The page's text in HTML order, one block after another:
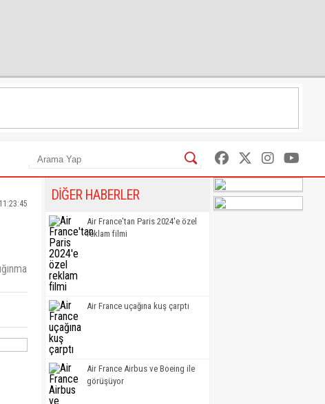
DİĞER HABERLER
Air France'tan Paris 2024'e özel
reklam filmi
Air France uçağına kuş çarptı
Air France Airbus ve Boeing ile
görüşüyor